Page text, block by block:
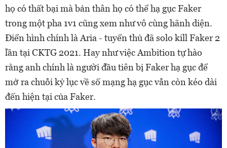
họ có thất bại mà bản thân họ có thể hạ gục Faker
trong một pha 1v1 cũng xem như vô cùng hãnh diện.
Điển hình chính là Aria - tuyển thủ đã solo kill Faker 2
lần tại CKTG 2021. Hay như việc Ambition tự hào
rằng anh chính là người đầu tiên bị Faker hạ gục để
mở ra chuỗi kỷ lục về số mạng hạ gục vẫn còn kéo dài
đến hiện tại của Faker.